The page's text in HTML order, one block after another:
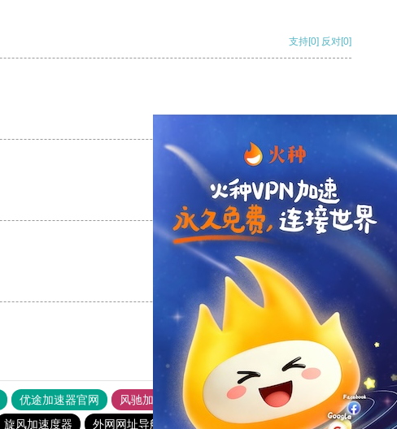
支持[0] 反对[0]
支持 [0] 反对 [0]
支持
优途加速器官网 风驰加速器
旋风加速器
旋风加速度器 外网网址导航 软件中心 雷霆加速 狂飙加速器